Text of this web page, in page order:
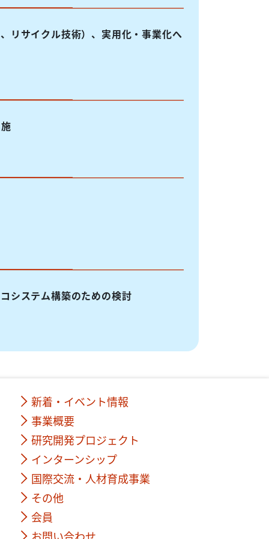
リサイクル技術）、実用化・事業化へ
システム構築のための検討
新着・イベント情報
事業概要
研究開発プロジェクト
インターンシップ
国際交流・人材育成事業
その他
会員